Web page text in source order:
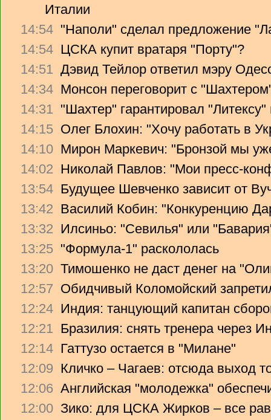
Италии
14:54 "Наполи" сделал предложение
14:54 ЦСКА купит вратаря "Порту"?
14:51 Дэвид Тейлор ответил мэру
14:34 Монсон переговорит с
14:31 "Шахтер" гарантировал
14:15 Олег Блохин: "Хочу работать в
14:10 Мирон Маркевич: "Бронзой мы
14:02 Николай Павлов: "Мои пресс-
13:54 Будущее Шевченко зависит от
13:42 Василий Кобин: "Конкуренцию
13:32 Илсиньо: "Севилья" или
13:25 "Формула-1" раскололась
13:20 Тимошенко не даст денег на
12:57 Обидчивый Коломойский
12:24 Индия: танцующий капитан
12:21 Бразилия: снять тренера через
12:14 Гаттузо остается в "Милане"
12:09 Кличко – Чагаев: отсюда выход
12:06 Английская "молодежка"
12:00 Зико: для ЦСКА Жирков – все